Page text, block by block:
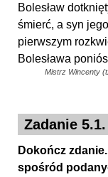
Bolesław
śmierć, a syn
pierwszym
Bolesława
Mistrz Wincenty
Zadanie 5.1.
Dokończ
spośród